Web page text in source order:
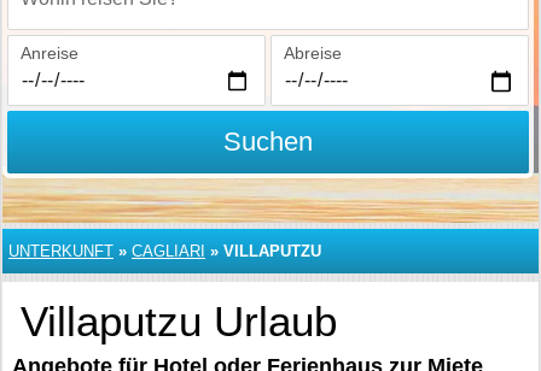
Wohin reisen Sie?
Anreise Abreise
Suchen
UNTERKUNFT » CAGLIARI » VILLAPUTZU
Villaputzu Urlaub
Angebote für Hotel oder Ferienhaus zur Miete